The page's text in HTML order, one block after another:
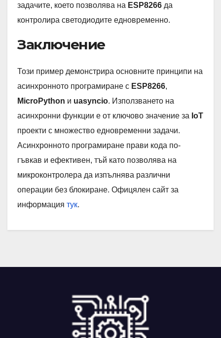
задачите, което позволява на ESP8266 да
контролира светодиодите едновременно.
Заключение
Този пример демонстрира основните принципи на
асинхронното програмиране с ESP8266,
MicroPython и uasyncio. Използването на
асинхронни функции е от ключово значение за IoT
проекти с множество едновременни задачи.
Асинхронното програмиране прави кода по-
гъвкав и ефективен, тъй като позволява на
микроконтролера да изпълнява различни
операции без блокиране. Офицялен сайт за
информация тук.